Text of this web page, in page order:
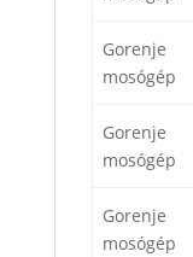
Gorenje
mosógép
Gorenje
mosógép
Gorenje
mosógép